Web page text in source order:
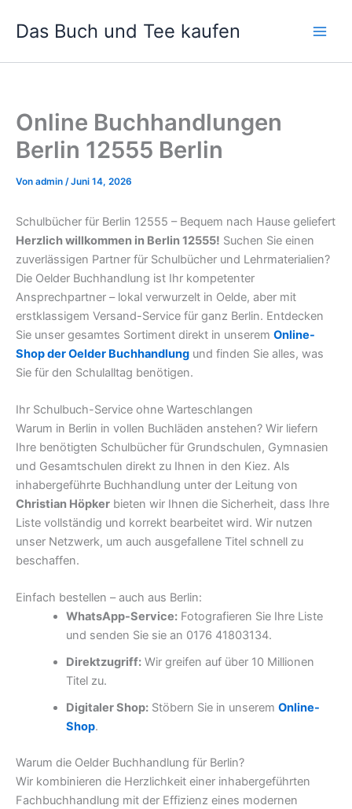
InhaltDas Buch und Tee kaufen
Online Buchhandlungen
Berlin 12555 Berlin
Von admin /Juni 14, 2026
Schulbücher für Berlin 12555 – Bequem nach Hause geliefert
Herzlich willkommen in Berlin 12555! Suchen Sie einen
zuverlässigen Partner für Schulbücher und Lehrmaterialien?
Die Oelder Buchhandlung ist Ihr kompetenter
Ansprechpartner – lokal verwurzelt in Oelde, aber mit
erstklassigem Versand-Service für ganz Berlin. Entdecken
Sie unser gesamtes Sortiment direkt in unserem Online-
Shop der Oelder Buchhandlung und finden Sie alles, was
Sie für den Schulalltag benötigen.
Ihr Schulbuch-Service ohne Warteschlangen
Warum in Berlin in vollen Buchläden anstehen? Wir liefern
Ihre benötigten Schulbücher für Grundschulen, Gymnasien
und Gesamtschulen direkt zu Ihnen in den Kiez. Als
inhabergeführte Buchhandlung unter der Leitung von
Christian Höpker bieten wir Ihnen die Sicherheit, dass Ihre
Liste vollständig und korrekt bearbeitet wird. Wir nutzen
unser Netzwerk, um auch ausgefallene Titel schnell zu
beschaffen.
Einfach bestellen – auch aus Berlin:
WhatsApp-Service:Fotografieren Sie Ihre Liste
und senden Sie sie an 0176 41803134.
Direktzugriff:Wir greifen auf über 10 Millionen
Titel zu.
Digitaler Shop:Stöbern Sie in unserem Online-
Shop.
Warum die Oelder Buchhandlung für Berlin?
Wir kombinieren die Herzlichkeit einer inhabergeführten
Fachbuchhandlung mit der Effizienz eines modernen